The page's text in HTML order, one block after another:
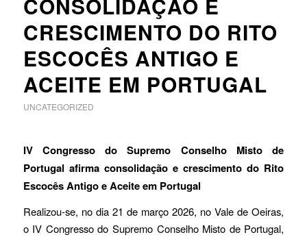
CRESCIMENTO DO RITO
ESCOCÊS ANTIGO E
ACEITE EM PORTUGAL
UNCATEGORIZED
IV Congresso do Supremo Conselho Misto de
Portugal afirma consolidação e crescimento do Rito
Escocês Antigo e Aceite em Portugal
Realizou-se, no dia 21 de março 2026, no Vale de Oeiras,
o IV Congresso do Supremo Conselho Misto de Portugal,